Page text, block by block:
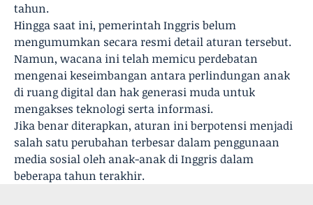
tahun.
Hingga saat ini, pemerintah Inggris belum
mengumumkan secara resmi detail aturan tersebut.
Namun, wacana ini telah memicu perdebatan
mengenai keseimbangan antara perlindungan anak
di ruang digital dan hak generasi muda untuk
mengakses teknologi serta informasi.
Jika benar diterapkan, aturan ini berpotensi menjadi
salah satu perubahan terbesar dalam penggunaan
media sosial oleh anak-anak di Inggris dalam
beberapa tahun terakhir.